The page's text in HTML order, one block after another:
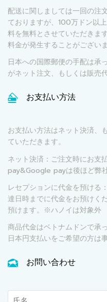
配送に関しましては一回の注
ておりますが、100万ドン以
料を無料とさせていただきま
料金が発生することがございま
日本への国際郵便の手配は承
がネット注文、もしくは販売
お支払い方法
お支払い方法はネット決済、
ていただきます。
ネット決済：ご注文時にお支
pay&Google payは後ほど弊
レセプションに代金を預ける
達日時までに代金をお預けく
預けます。※ハノイは対象外
商品代金はベトナムドンで承
日本円支払いをご希望の方は
お問い合わせ